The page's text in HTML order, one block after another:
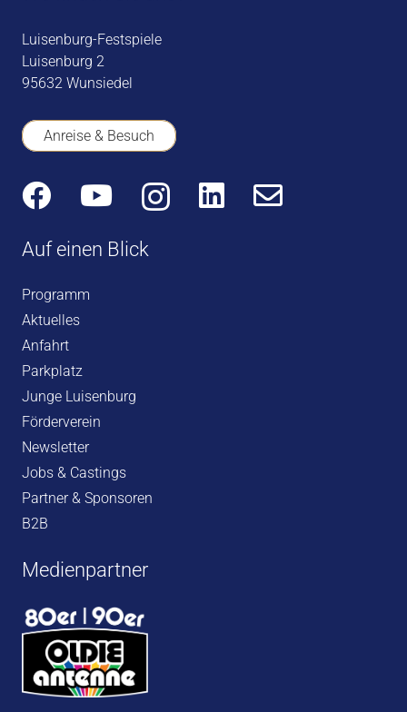
Luisenburg-Festspiele
Luisenburg 2
95632 Wunsiedel
Anreise & Besuch
Auf einen Blick
Programm
Aktuelles
Anfahrt
Parkplatz
Junge Luisenburg
Förderverein
Newsletter
Jobs & Castings
Partner & Sponsoren
B2B
Medienpartner